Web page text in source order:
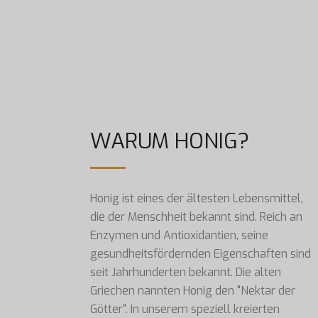
WARUM HONIG?
Honig ist eines der ältesten Lebensmittel,
die der Menschheit bekannt sind. Reich an
Enzymen und Antioxidantien, seine
gesundheitsfördernden Eigenschaften sind
seit Jahrhunderten bekannt. Die alten
Griechen nannten Honig den "Nektar der
Götter". In unserem speziell kreierten